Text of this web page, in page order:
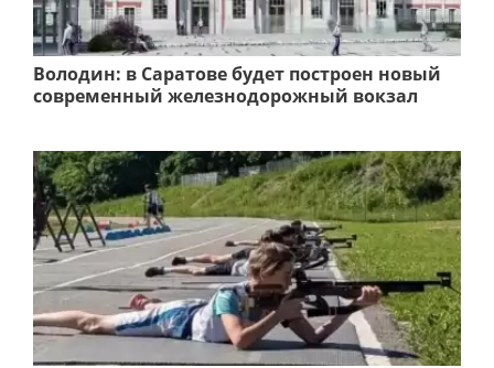
Володин: в Саратове будет построен новый
современный железнодорожный вокзал